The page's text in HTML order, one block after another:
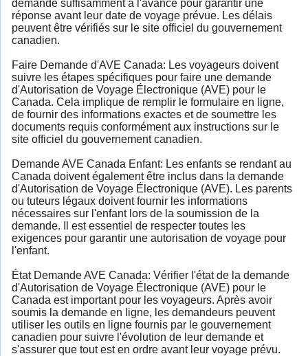
demande suffisamment à l'avance pour garantir une
réponse avant leur date de voyage prévue. Les délais
peuvent être vérifiés sur le site officiel du gouvernement
canadien.
Faire Demande d'AVE Canada: Les voyageurs doivent
suivre les étapes spécifiques pour faire une demande
d'Autorisation de Voyage Électronique (AVE) pour le
Canada. Cela implique de remplir le formulaire en ligne,
de fournir des informations exactes et de soumettre les
documents requis conformément aux instructions sur le
site officiel du gouvernement canadien.
Demande AVE Canada Enfant: Les enfants se rendant au
Canada doivent également être inclus dans la demande
d'Autorisation de Voyage Électronique (AVE). Les parents
ou tuteurs légaux doivent fournir les informations
nécessaires sur l'enfant lors de la soumission de la
demande. Il est essentiel de respecter toutes les
exigences pour garantir une autorisation de voyage pour
l'enfant.
État Demande AVE Canada: Vérifier l'état de la demande
d'Autorisation de Voyage Électronique (AVE) pour le
Canada est important pour les voyageurs. Après avoir
soumis la demande en ligne, les demandeurs peuvent
utiliser les outils en ligne fournis par le gouvernement
canadien pour suivre l'évolution de leur demande et
s'assurer que tout est en ordre avant leur voyage prévu.